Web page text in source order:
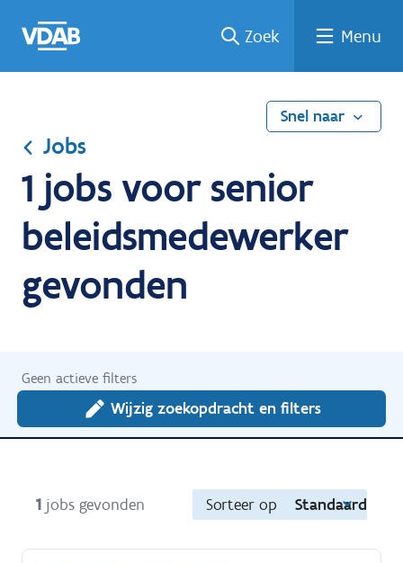
naar
een
een
job
naar
Zoek Menu
Snel naar
Jobs
1 jobs voor senior
beleidsmedewerker
gevonden
Geen actieve filters
Wijzig zoekopdracht en filters
1 jobs gevonden Sorteer op Standaard